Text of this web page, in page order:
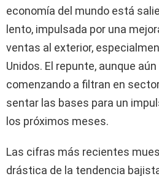
economía del mundo está
lento, impulsada por una
ventas al exterior,
Unidos. El repunte, aunque
comenzando a filtran en
sentar las bases para un
los próximos meses.
Las cifras más recientes
drástica de la tendencia